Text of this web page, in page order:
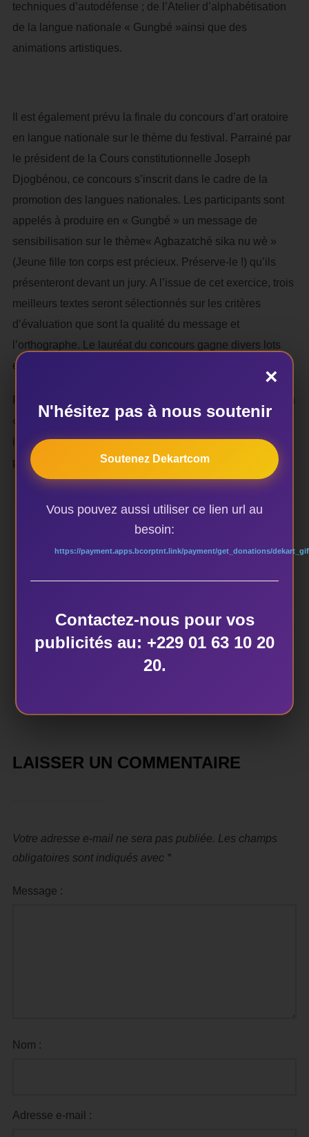
techniques d’autodéfense ; de l’Atelier d’alphabétisation
de la langue nationale « Gungbé »ainsi que des
animations artistiques.
Il est également prévu la finale du concours d’art oratoire
en langue nationale sur le thème du festival. Parrainé par
le président de la Cours constitutionnelle Joseph
Djogbénou, ce concours s’inscrit dans le cadre de la
promotion des langues nationales. Les participants sont
appelés à produire en « Gungbé » un message de
sensibilisation sur le thème« Agbazatché sika nu wè »
(Jeune fille ton corps est précieux. Préserve-le !) qu’ils
présenteront devant un jury. A l’issue de cet exercice, trois
meilleurs textes seront sélectionnés sur les critères
d’évaluation que sont la qualité du message et
l’orthographe. Le lauréat du concours gagne divers lots
estimé à 1 million de fcfa.
Rappelons qu’existant depuis 6 ans avec la dénomination
« Slam sur mars », le festival « Hagbètaka » est une
initiative du slameur béninois Gopal Das et vise à
promouvoir le slam en langue locale.
AUTEUR DE LA PUBLICATION
ÉCRIT PAR
dekart
LAISSER UN COMMENTAIRE
Votre adresse e-mail ne sera pas publiée. Les champs
obligatoires sont indiqués avec *
Message :
Nom :
Adresse e-mail :
×
N'hésitez pas à nous soutenir
Soutenez Dekartcom
Vous pouvez aussi utiliser ce lien url au
besoin:
https://payment.apps.bcorptnt.link/payment/get_donations/
Contactez-nous pour vos
publicités au: +229 01 63 10 20
20.